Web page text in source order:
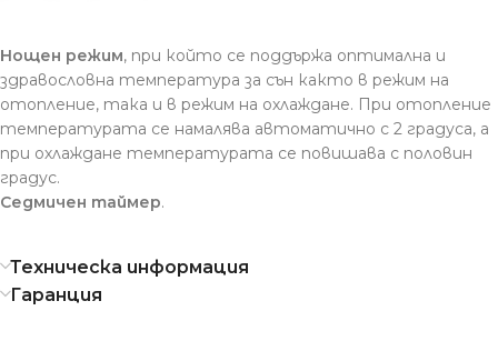
Нощен режим, при който се поддържа оптимална и
здравословна температура за сън както в режим на
отопление, така и в режим на охлаждане. При отопление
температурата се намалява автоматично с 2 градуса, а
при охлаждане температурата се повишава с половин
градус.
Седмичен таймер.
Техническа информация
Гаранция